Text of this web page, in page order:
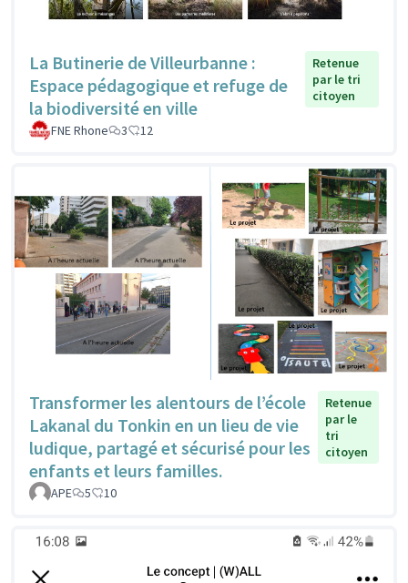
La Butinerie de Villeurbanne :
Espace pédagogique et refuge de
la biodiversité en ville
Retenue
par le tri
citoyen
FNE Rhone 3 12
Transformer les alentours de l’école
Lakanal du Tonkin en un lieu de vie
ludique, partagé et sécurisé pour les
enfants et leurs familles.
Retenue
par le
tri
citoyen
APE 5 10